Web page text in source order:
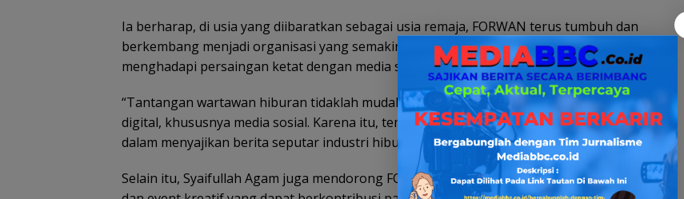
Ia berharap, di usia yang diibaratkan sebagai usia remaja, FORWAN terus tumbuh dan
berkembang menjadi organisasi yang semakin kreatif dan inovatif, terutama dalam
menghadapi persaingan ketat dengan media sosial.
“Tantangan wartawan hiburan tidaklah mudah karena harus bersaing dengan industri
digital, khususnya media sosial. Karena itu, teman-teman wartawan harus semakin kreatif
dalam menyajikan berita seputar industri hiburan,” kata pria asal Aceh tersebut.
Selain itu, Syaifullah Agam juga mendorong FORWAN untuk terus menggagas kegiatan